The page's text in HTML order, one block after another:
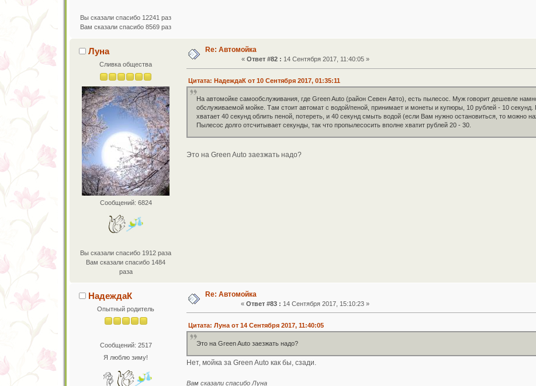
Вы сказали спасибо 12241 раз
Вам сказали спасибо 8569 раз
Луна
Сливка общества
Сообщений: 6824
Вы сказали спасибо 1912 раза
Вам сказали спасибо 1484
раза
Re: Автомойка
« Ответ #82 : 14 Сентября 2017, 11:40:05 »
Цитата: НадеждаК от 10 Сентября 2017, 01:35:11
На автомойке самообслуживания, где Green Auto (район Севен Авто), есть пылесос. Муж говорит дешевле
обслуживаемой мойке. Там стоит автомат с водой/пеной, принимает и монеты и купюры, 10 рублей - 10 секунд.
хватает 40 секунд облить пеной, потереть, и 40 секунд смыть водой (если Вам нужно остановиться, то можно
Пылесос долго отсчитывает секунды, так что пропылесосить вполне хватит рублей 20 - 30.
Это на Green Auto заезжать надо?
НадеждаК
Опытный родитель
Сообщений: 2517
Я люблю зиму!
Re: Автомойка
«Ответ #83 : 14 Сентября 2017, 15:10:23 »
Цитата: Луна от 14 Сентября 2017, 11:40:05
Это на Green Auto заезжать надо?
Нет, мойка за Green Auto как бы, сзади.
Вам сказали спасибо Луна